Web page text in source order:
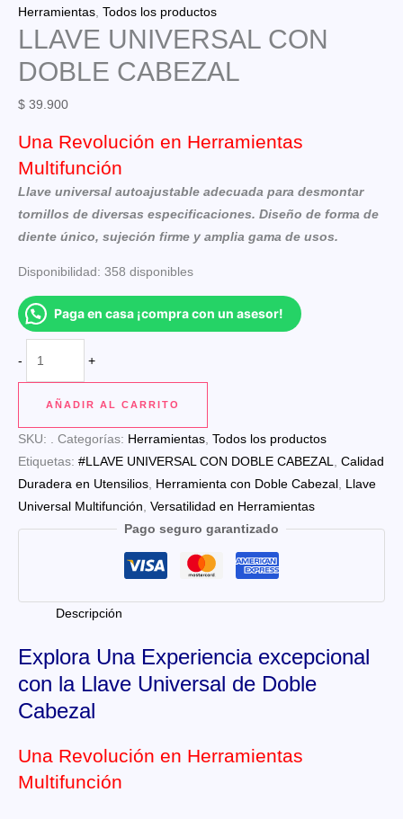
Herramientas Todos los productos
LLAVE UNIVERSAL CON
DOBLE CABEZAL
$ 39.900
Una Revolución en Herramientas
Multifunción
Llave universal autoajustable adecuada para desmontar
tornillos de diversas especificaciones. Diseño de forma de
diente único, sujeción firme y amplia gama de usos.
Disponibilidad: 358 disponibles
Paga en casa ¡compra con un asesor!
-
CABEZAL
cantidad
+
AÑADIR AL CARRITO
SKU: Categorías: Herramientas Todos los productos
Etiquetas: #LLAVE UNIVERSAL CON DOBLE CABEZAL
Calidad
Duradera en Utensilios Herramienta con Doble Cabezal Llave
Universal Multifunción Versatilidad en Herramientas
Pago seguro garantizado
Descripción
Explora Una Experiencia excepcional
con la Llave Universal de Doble
Cabezal
Una Revolución en Herramientas
Multifunción